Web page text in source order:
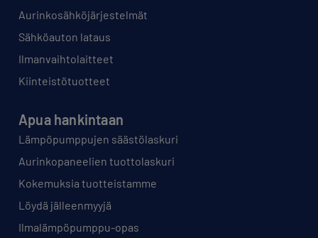
Aurinkosähköjärjestelmät
Sähköauton lataus
Ilmanvaihtolaitteet
Kiinteistötuotteet
Apua hankintaan
Lämpöpumppujen säästölaskuri
Aurinkopaneelien tuottolaskuri
Kokemuksia tuotteistamme
Löydä jälleenmyyjä
Ilmalämpöpumppu-opas